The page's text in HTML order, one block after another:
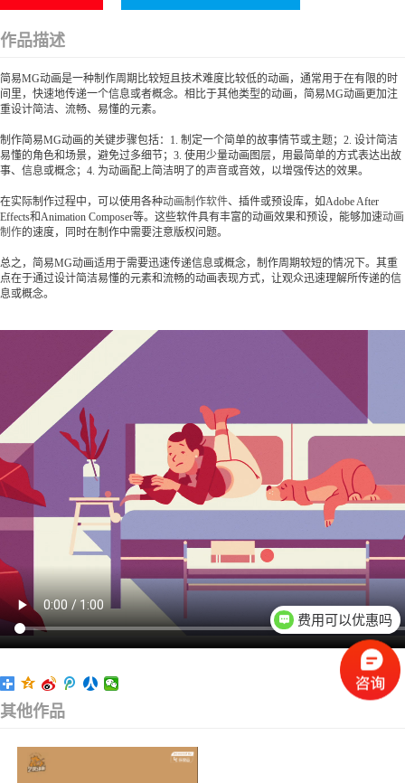
作品描述
简易MG动画是一种制作周期比较短且技术难度比较低的动画，通常用于在有限的时
间里，快速地传递一个信息或者概念。相比于其他类型的动画，简易MG动画更加注
重设计简洁、流畅、易懂的元素。
制作简易MG动画的关键步骤包括：1. 制定一个简单的故事情节或主题；2. 设计简洁
易懂的角色和场景，避免过多细节；3. 使用少量动画图层，用最简单的方式表达出故
事、信息或概念；4. 为动画配上简洁明了的声音或音效，以增强传达的效果。
在实际制作过程中，可以使用各种动画制作软件、插件或预设库，如Adobe After
Effects和Animation Composer等。这些软件具有丰富的动画效果和预设，能够加速动画
制作的速度，同时在制作中需要注意版权问题。
总之，简易MG动画适用于需要迅速传递信息或概念，制作周期较短的情况下。其重
点在于通过设计简洁易懂的元素和流畅的动画表现方式，让观众迅速理解所传递的信
息或概念。
其他作品
费用可以优惠吗
可以具体面谈吗